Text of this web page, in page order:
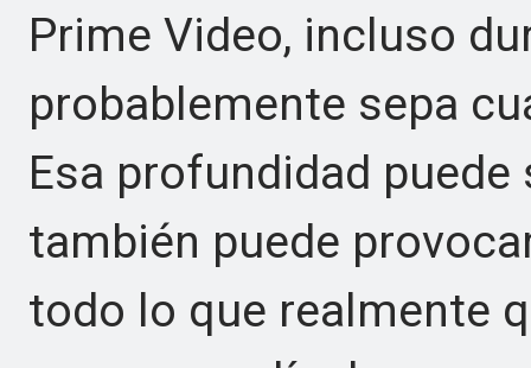
Prime Video, incluso
probablemente sepa
Esa profundidad
también puede
todo lo que realmente